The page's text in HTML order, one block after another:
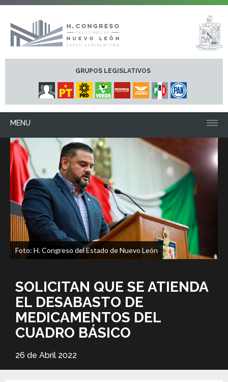
GRUPOS LEGISLATIVOS
MENU
Foto: H. Congreso del Estado de Nuevo León
SOLICITAN QUE SE ATIENDA
EL DESABASTO DE
MEDICAMENTOS DEL
CUADRO BÁSICO
26 de Abril 2022